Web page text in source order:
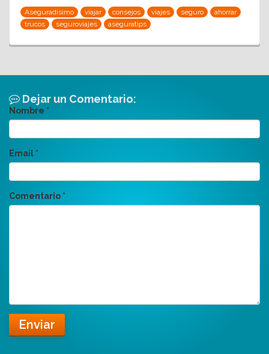
Aseguradisimo viajar consejos viajes seguro
ahorrar
trucos
seguroviajes aseguratips
Dejar un Comentario:
Nombre *
Email *
Comentario *
Enviar